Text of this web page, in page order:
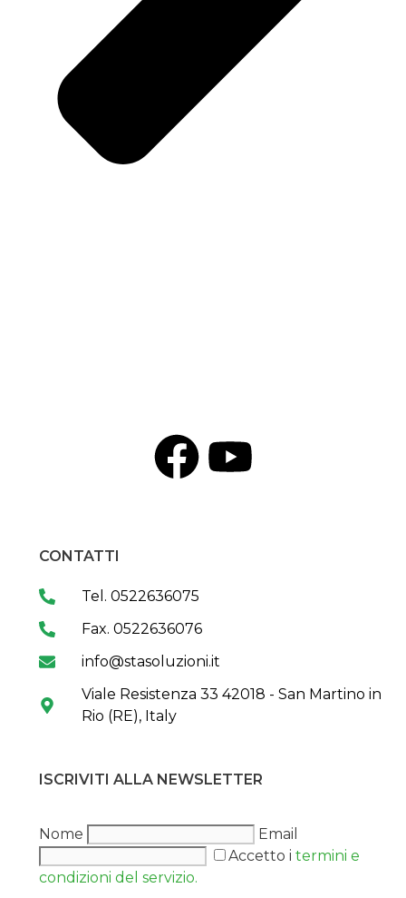
CONTATTI
Tel. 0522636075
Fax. 0522636076
info@stasoluzioni.it
Viale Resistenza 33 42018 - San Martino in
Rio (RE), Italy
ISCRIVITI ALLA NEWSLETTER
Nome
Email
Accetto i termini e
condizioni del servizio.